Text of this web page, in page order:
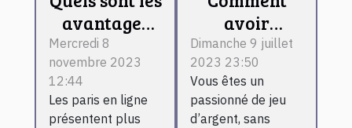
avantages
d’un pari
sportif en
ligne ?
Mercredi 8
novembre 2023
12:44
Les paris en ligne
présentent plus
avoir
l’application
1xbet sur son
téléphone
Android ?
Dimanche 9 juillet
2023 23:50
Vous êtes un
passionné de jeu
d’argent, sans